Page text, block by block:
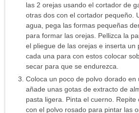
las 2 orejas usando el cortador de
otras dos con el cortador pequeño.
agua, pega las formas pequeñas
para formar las orejas. Pellizca la
el pliegue de las orejas e inserta un
cada una para con estos colocar
secar para que se endurezca.
Coloca un poco de polvo dorado en
añade unas gotas de extracto de
pasta ligera. Pinta el cuerno. Repite
con el polvo rosado para pintar las